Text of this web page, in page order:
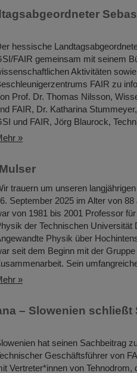
hessische
FAIR gemeinsam mit seinem
Aktivitäten
FAIR zu
Prof. Dr. Thomas Nilsson,
FAIR, Dr. Katharina
und FAIR, Jörg Blaurock,
»
trauern um unseren
September 2025 im Alter von
von 1981 bis 2001 Professor
der Technischen
Physik über
seit dem Beginn mit der
Sein
»
– Slowenien schließt
hat seinen Sachbeitrag
Geschäftsführer von
Vertreter*innen von